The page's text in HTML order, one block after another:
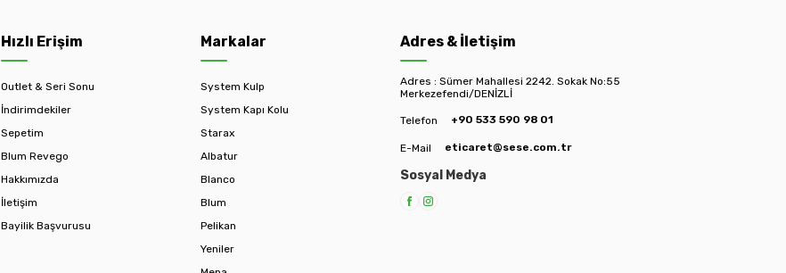
Hızlı Erişim
Outlet & Seri Sonu
İndirimdekiler
Sepetim
Blum Revego
Hakkımızda
İletişim
Bayilik Başvurusu
Markalar
System Kulp
System Kapı Kolu
Starax
Albatur
Blanco
Blum
Pelikan
Yeniler
Adres & İletişim
Adres : Sümer Mahallesi 2242. Sokak No:55
Merkezefendi/DENİZLİ
Telefon +90 533 590 98 01
E-Mail eticaret@sese.com.tr
Sosyal Medya